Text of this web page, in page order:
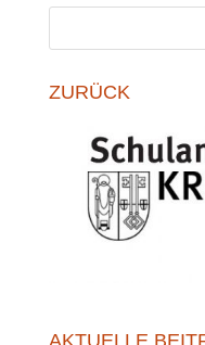
ZURÜCK
AKTUELLE